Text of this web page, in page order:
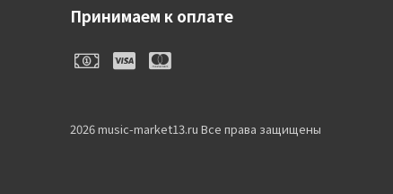
Принимаем к оплате
2026 music-market13.ru Все права защищены